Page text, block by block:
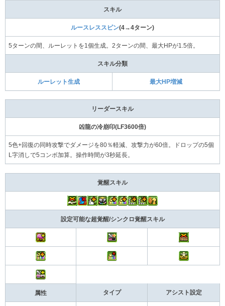
スキル
ルースレススピン(4→4ターン)
5ターンの間、ルーレットを1個生成。2ターンの間、最大HPが1.5倍。
スキル分類
ルーレット生成 最大HP増減
リーダースキル
凶龍の冷崩印(LF3600倍)
5色+回復の同時攻撃でダメージを80％軽減、攻撃力が60倍。ドロップの5個
L字消しで5コンボ加算。操作時間が3秒延長。
覚醒スキル
設定可能な超覚醒/シンクロ覚醒スキル
属性 タイプ アシスト設定